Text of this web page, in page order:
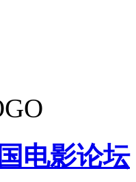
电影论坛